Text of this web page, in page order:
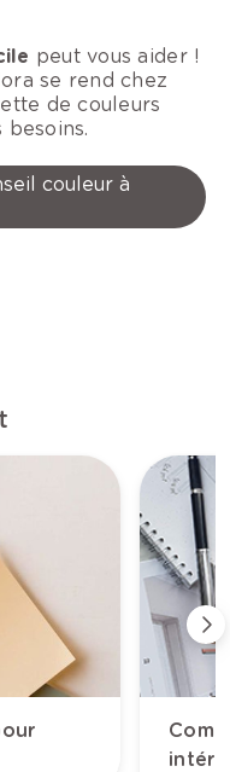
peut vous aider !
se rend chez
de couleurs
couleur à